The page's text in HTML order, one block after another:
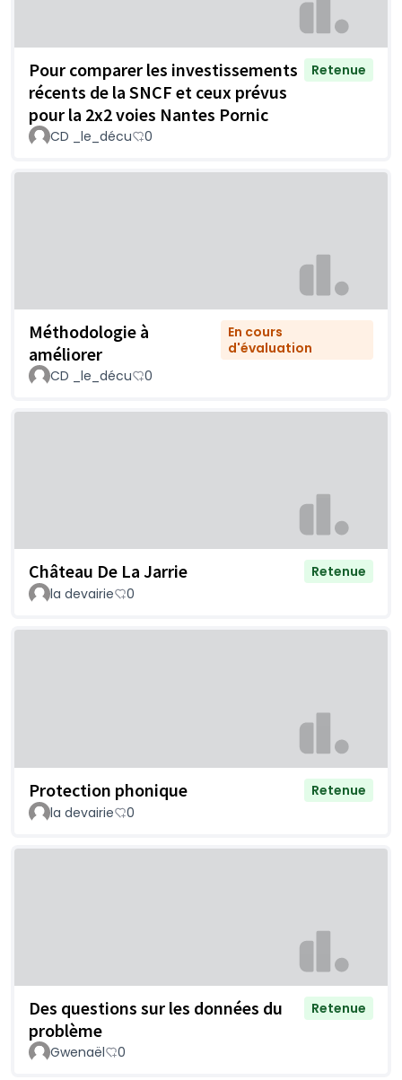
Pour comparer les investissements
récents de la SNCF et ceux prévus
pour la 2x2 voies Nantes Pornic
Retenue
CD _le_décu 0
Méthodologie à
améliorer
En cours
d'évaluation
CD _le_décu
0
Château De La Jarrie
Retenue
la devairie
0
Protection phonique
Retenue
la devairie
0
Des questions sur les données du
problème
Retenue
Gwenaël 0